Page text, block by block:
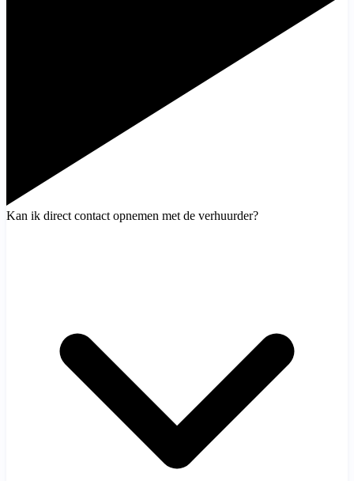
Kan ik direct contact opnemen met de verhuurder?